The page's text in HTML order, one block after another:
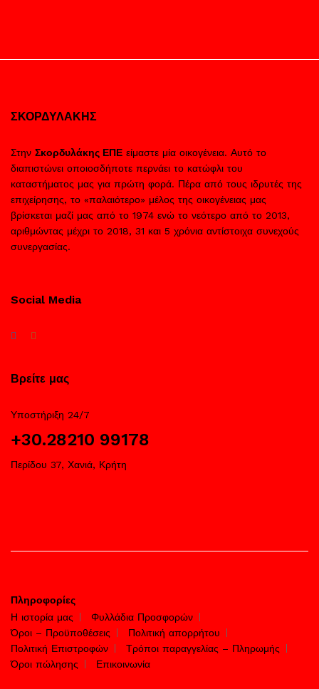
ΣΚΟΡΔΥΛΑΚΗΣ
Στην Σκορδυλάκης ΕΠΕ είμαστε μία οικογένεια. Αυτό το
διαπιστώνει οποιοσδήποτε περνάει το κατώφλι του
καταστήματος μας για πρώτη φορά. Πέρα από τους ιδρυτές της
επιχείρησης, το «παλαιότερο» μέλος της οικογένειας μας
βρίσκεται μαζί μας από το 1974 ενώ το νεότερο από το 2013,
αριθμώντας μέχρι το 2018, 31 και 5 χρόνια αντίστοιχα συνεχούς
συνεργασίας.
Social Media
Βρείτε μας
Υποστήριξη 24/7
+30.28210 99178
Περίδου 37, Χανιά, Κρήτη
Πληροφορίες
Η ιστορία μας
Φυλλάδια Προσφορών
Όροι – Προϋποθέσεις
Πολιτική απορρήτου
Πολιτική Επιστροφών
Τρόποι παραγγελίας – Πληρωμής
Όροι πώλησης
Επικοινωνία